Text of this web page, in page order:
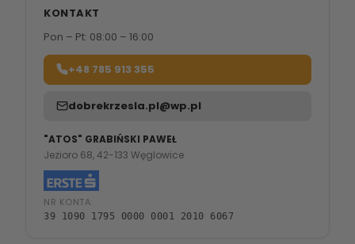
KONTAKT
Pon – Pt: 08:00 – 16:00
+48 785 913 355
dobrekrzesla.pl@wp.pl
"ATOS" GRABIŃSKI PAWEŁ
Jezioro 68, 42-133 Węglowice
NR KONTA:
39 1090 1795 0000 0001 2010 6067